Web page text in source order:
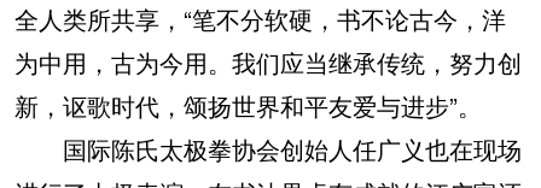
全人类所共享，“笔不分软硬，书不论古今，洋
为中用，古为今用。我们应当继承传统，努力创
新，讴歌时代，颂扬世界和平友爱与进步”。
国际陈氏太极拳协会创始人任广义也在现场